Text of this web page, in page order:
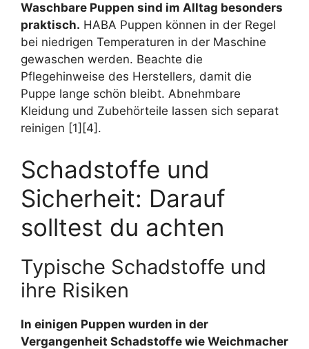
Waschbare Puppen sind im Alltag besonders
praktisch. HABA Puppen können in der Regel
bei niedrigen Temperaturen in der Maschine
gewaschen werden. Beachte die
Pflegehinweise des Herstellers, damit die
Puppe lange schön bleibt. Abnehmbare
Kleidung und Zubehörteile lassen sich separat
reinigen [1][4].
Schadstoffe und
Sicherheit: Darauf
solltest du achten
Typische Schadstoffe und
ihre Risiken
In einigen Puppen wurden in der
Vergangenheit Schadstoffe wie Weichmacher